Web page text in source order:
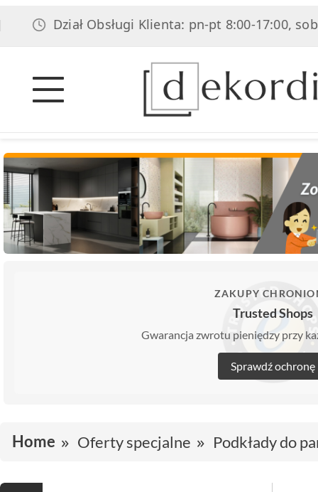
Dział Obsługi Klienta: pn-pt 8:00-17:00, sob
ZAKUPY
Trusted Shops
Gwarancja zwrotu pieniędzy przy
Sprawdź ochronę
Home Oferty specjalne Podkłady do